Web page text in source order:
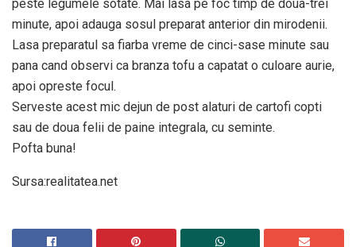
peste legumele sotate. Mai lasa pe foc timp de doua-trei
minute, apoi adauga sosul preparat anterior din mirodenii.
Lasa preparatul sa fiarba vreme de cinci-sase minute sau
pana cand observi ca branza tofu a capatat o culoare aurie,
apoi opreste focul.
Serveste acest mic dejun de post alaturi de cartofi copti
sau de doua felii de paine integrala, cu seminte.
Pofta buna!
Sursa:realitatea.net